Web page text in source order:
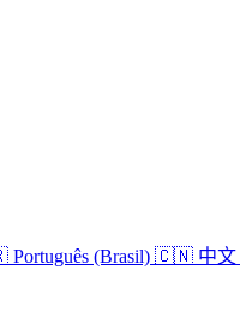
(Brasil) 🇨🇳 中文